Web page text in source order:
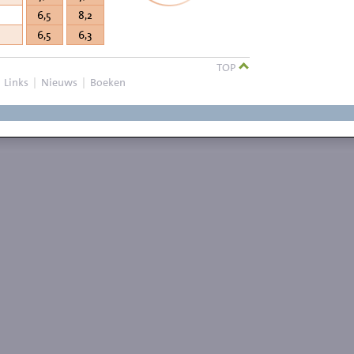
6,5 8,2
6,5 6,3
TOP
Links | Nieuws | Boeken